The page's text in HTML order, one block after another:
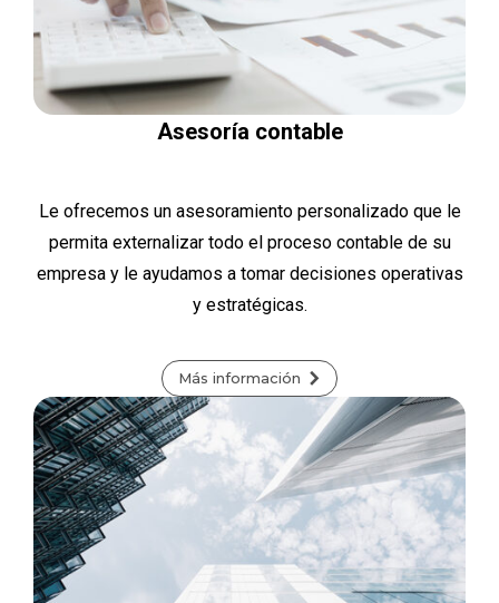
Asesoría contable
Le ofrecemos un asesoramiento personalizado que le
permita externalizar todo el proceso contable de su
empresa y le ayudamos a tomar decisiones operativas
y estratégicas.
Más información